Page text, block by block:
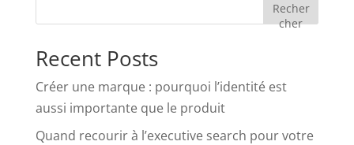
Recher
cher
Recent Posts
Créer une marque : pourquoi l’identité est
aussi importante que le produit
Quand recourir à l’executive search pour votre